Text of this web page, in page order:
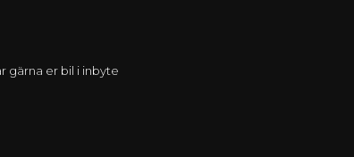
gärna er bil i inbyte